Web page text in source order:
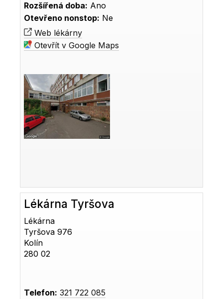
Rozšířená doba: Ano
Otevřeno nonstop: Ne
Web lékárny
Otevřít v Google Maps
Lékárna Tyršova
Lékárna
Tyršova 976
Kolín
280 02
Telefon: 321 722 085